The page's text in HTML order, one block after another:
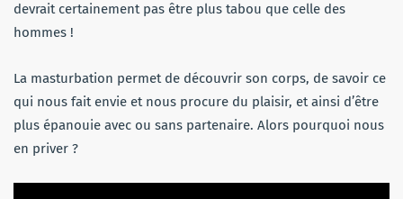
devrait certainement pas être plus tabou que celle des
hommes !
La masturbation permet de découvrir son corps, de savoir ce
qui nous fait envie et nous procure du plaisir, et ainsi d’être
plus épanouie avec ou sans partenaire. Alors pourquoi nous
en priver ?